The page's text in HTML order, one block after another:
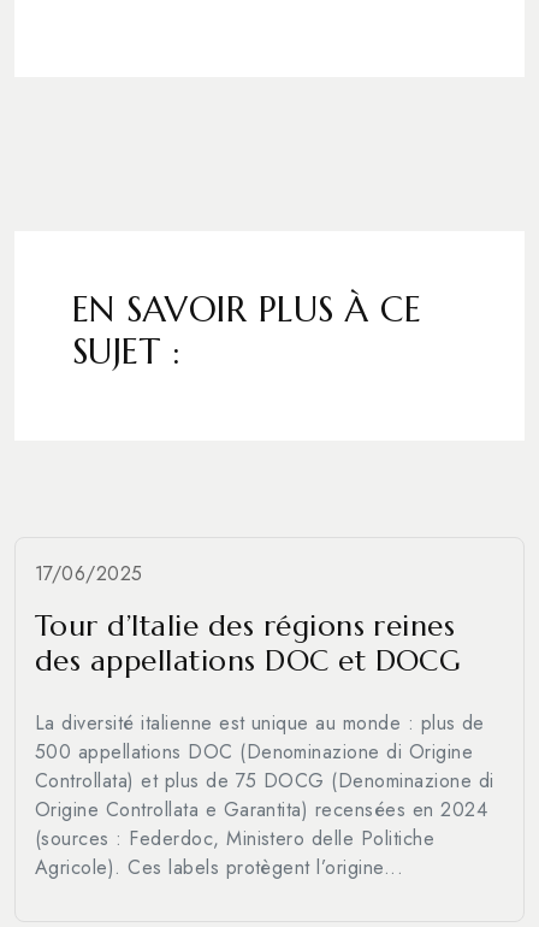
EN SAVOIR PLUS À CE
SUJET :
17/06/2025
Tour d’Italie des régions reines
des appellations DOC et DOCG
La diversité italienne est unique au monde : plus de
500 appellations DOC (Denominazione di Origine
Controllata) et plus de 75 DOCG (Denominazione di
Origine Controllata e Garantita) recensées en 2024
(sources : Federdoc, Ministero delle Politiche
Agricole). Ces labels protègent l’origine...